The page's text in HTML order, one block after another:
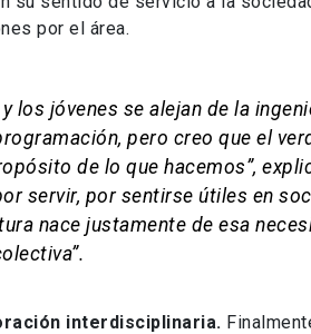
por el área.
los jóvenes se alejan de la
pero creo que el
de lo que hacemos”,
servir, por sentirse útiles en
nace justamente de esa
interdisciplinaria.